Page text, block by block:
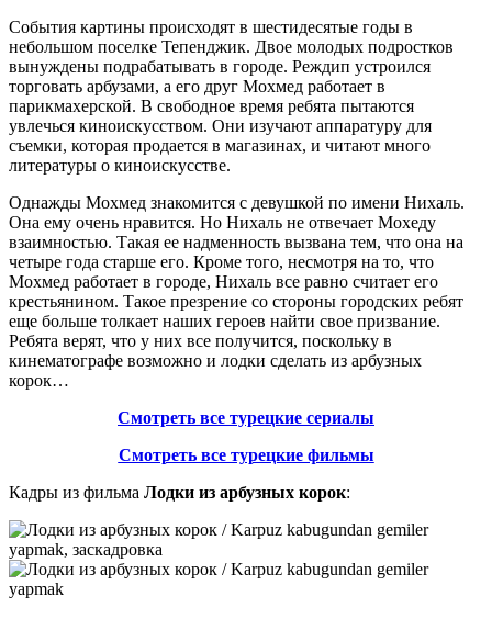
События картины происходят в шестидесятые годы в
небольшом поселке Тепенджик. Двое молодых подростков
вынуждены подрабатывать в городе. Реждип устроился
торговать арбузами, а его друг Мохмед работает в
парикмахерской. В свободное время ребята пытаются
увлечься киноискусством. Они изучают аппаратуру для
съемки, которая продается в магазинах, и читают много
литературы о киноискусстве.
Однажды Мохмед знакомится с девушкой по имени Нихаль.
Она ему очень нравится. Но Нихаль не отвечает Мохеду
взаимностью. Такая ее надменность вызвана тем, что она на
четыре года старше его. Кроме того, несмотря на то, что
Мохмед работает в городе, Нихаль все равно считает его
крестьянином. Такое презрение со стороны городских ребят
еще больше толкает наших героев найти свое призвание.
Ребята верят, что у них все получится, поскольку в
кинематографе возможно и лодки сделать из арбузных
корок…
Смотреть все турецкие сериалы
Смотреть все турецкие фильмы
Кадры из фильма Лодки из арбузных корок: